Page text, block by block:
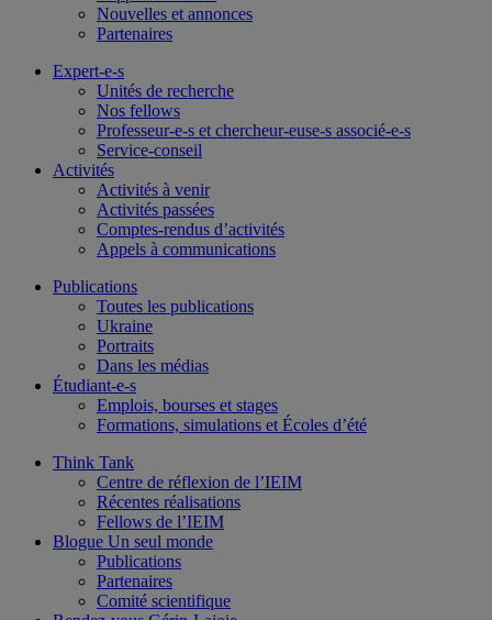
Nouvelles et annonces
Partenaires
Expert-e-s
Unités de recherche
Nos fellows
Professeur-e-s et chercheur-euse-s associé-e-s
Service-conseil
Activités
Activités à venir
Activités passées
Comptes-rendus d’activités
Appels à communications
Publications
Toutes les publications
Ukraine
Portraits
Dans les médias
Étudiant-e-s
Emplois, bourses et stages
Formations, simulations et Écoles d’été
Think Tank
Centre de réflexion de l’IEIM
Récentes réalisations
Fellows de l’IEIM
Blogue Un seul monde
Publications
Partenaires
Comité scientifique